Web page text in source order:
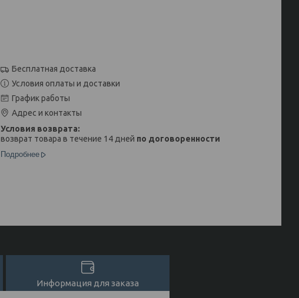
Бесплатная доставка
Условия оплаты и доставки
График работы
Адрес и контакты
возврат товара в течение 14 дней по договоренности
Подробнее
Информация для заказа